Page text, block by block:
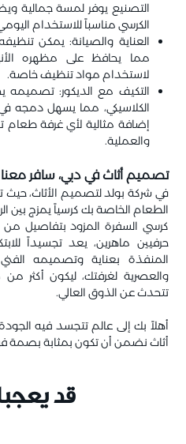
التصنيع يوفر لمسة جمالية
الكرسي مناسباً للاستخدام
العناية والصيانة: يمكن
مما يحافظ على مظهره
لاستخدام مواد تنظيف خاصة.
التكيف مع الديكور: تصميمه
الكلاسيكي، مما يسهل دمجه
إضافة مثالية لأي غرفة طعام
والعملية.
تصميم أثاث في دبي، سافر معنا
في شركة بولد لتصميم الأثاث، حيث
الطعام الخاصة بك كرسياً يمزج بين
كرسي السفرة المزود بتفاصيل
حرفيين ماهرين، يعد تجسيداً
المنفذة بعناية وتصميمه
والعصرية لغرفتك، ليكون أكثر
تتحدث عن الذوق العالي.
أهلاً بك إلى عالم تتجسد فيه
أثاث نضمن أن تكون بمثابة بصمة
قد